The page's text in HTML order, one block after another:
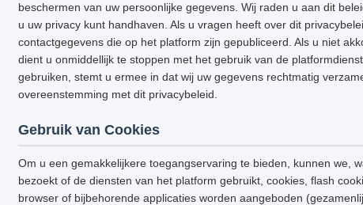
beschermen van uw persoonlijke gegevens. Wij raden u aan dit
u uw privacy kunt handhaven. Als u vragen heeft over dit
contactgegevens die op het platform zijn gepubliceerd. Als u niet
dient u onmiddellijk te stoppen met het gebruik van de
gebruiken, stemt u ermee in dat wij uw gegevens rechtmatig
overeenstemming met dit privacybeleid.
Gebruik van Cookies
Om u een gemakkelijkere toegangservaring te bieden, kunnen we,
bezoekt of de diensten van het platform gebruikt, cookies, flash
browser of bijbehorende applicaties worden aangeboden